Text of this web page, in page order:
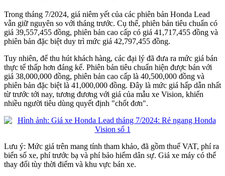
Trong tháng 7/2024, giá niêm yết của các phiên bản Honda Lead
vẫn giữ nguyên so với tháng trước. Cụ thể, phiên bản tiêu chuẩn có
giá 39,557,455 đồng, phiên bản cao cấp có giá 41,717,455 đồng và
phiên bản đặc biệt duy trì mức giá 42,797,455 đồng.
Tuy nhiên, để thu hút khách hàng, các đại lý đã đưa ra mức giá bán
thực tế thấp hơn đáng kể. Phiên bản tiêu chuẩn hiện được bán với
giá 38,000,000 đồng, phiên bản cao cấp là 40,500,000 đồng và
phiên bản đặc biệt là 41,000,000 đồng. Đây là mức giá hấp dẫn nhất
từ trước tới nay, tương đương với giá của mẫu xe Vision, khiến
nhiều người tiêu dùng quyết định "chốt đơn".
Lưu ý: Mức giá trên mang tính tham khảo, đã gồm thuế VAT, phí ra
biển số xe, phí trước bạ và phí bảo hiểm dân sự. Giá xe máy có thể
thay đổi tùy thời điểm và khu vực bán xe.